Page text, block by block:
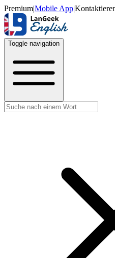
Premium|Mobile App|
Toggle navigation